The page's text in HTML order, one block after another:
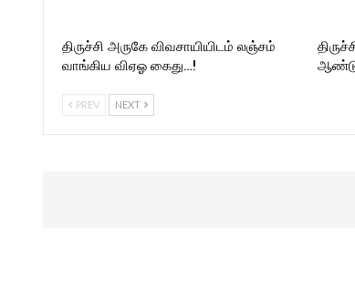
திருச்சி அருகே விவசாயியிடம் லஞ்சம்
வாங்கிய விஏஓ கைது…!
ஆண்டு
PREV NEXT